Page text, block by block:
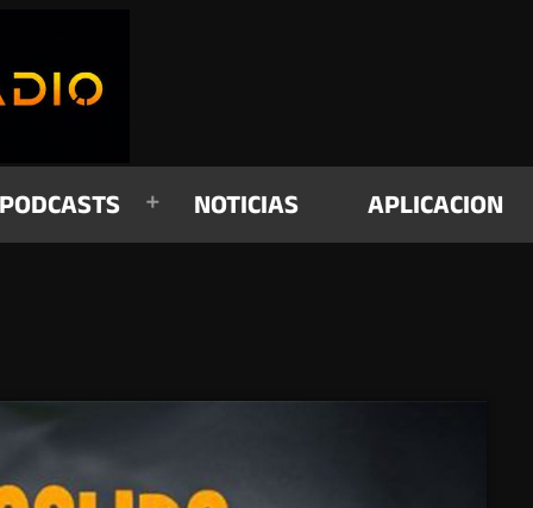
PODCASTS NOTICIAS APLICACION